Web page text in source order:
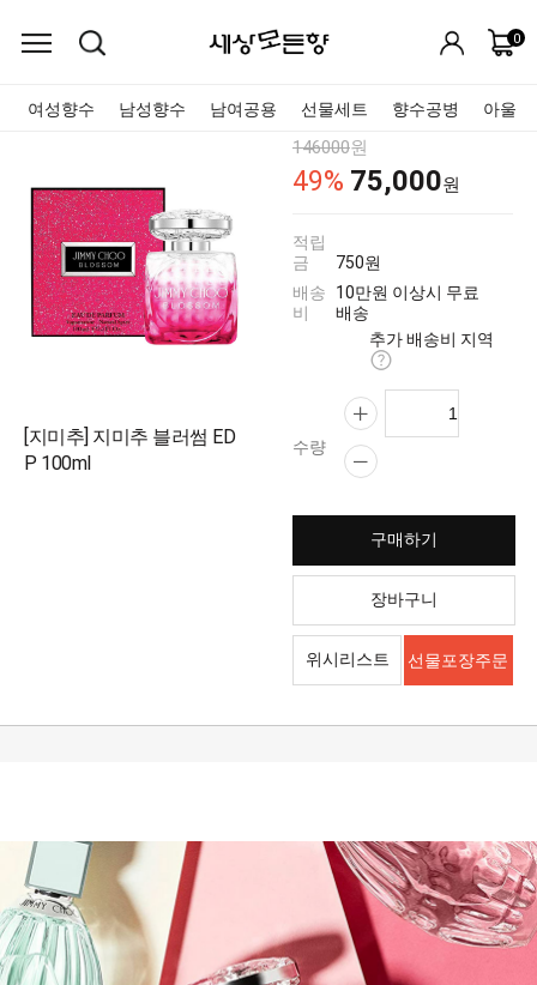
0
여성향수 남성향수 남여공용 선물세트 향수공병 아울렛
[지미추] 지미추 블러썸 ED
P 100ml
146000원
49% 75,000원
적립
금
750원
배송
비
10만원 이상시 무료
배송
추가 배송비 지역
수량
구매하기
장바구니
위시리스트 선물포장주문